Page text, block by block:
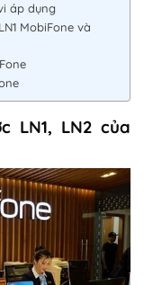
áp dụng
MobiFone và
LN1, LN2 của